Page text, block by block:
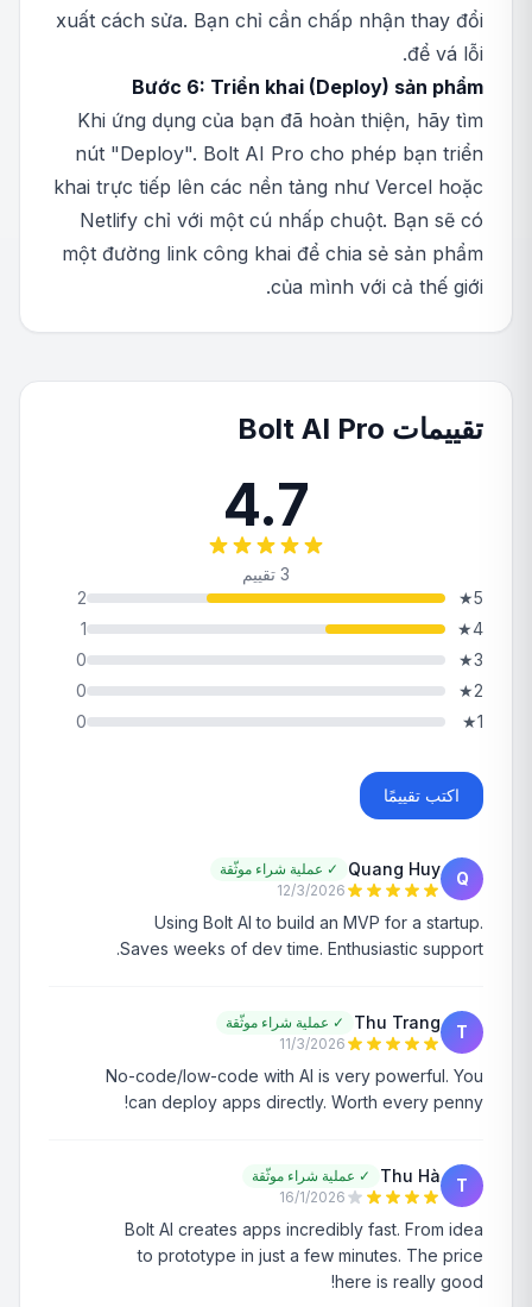
xuất cách sửa. Bạn chỉ cần chấp nhận thay đổi
để vá lỗi.
Bước 6: Triển khai (Deploy) sản phẩm
Khi ứng dụng của bạn đã hoàn thiện, hãy tìm
nút "Deploy". Bolt AI Pro cho phép bạn triển
khai trực tiếp lên các nền tảng như Vercel hoặc
Netlify chỉ với một cú nhấp chuột. Bạn sẽ có
một đường link công khai để chia sẻ sản phẩm
của mình với cả thế giới.
تقييمات Bolt AI Pro
4.7
3 تقييم
5
★
2
4
★
1
3
★
0
2
★
0
1
★
0
اكتب تقييمًا
Q
Quang Huy
✓ عملية شراء موثّقة
12/3/2026
Using Bolt AI to build an MVP for a startup.
Saves weeks of dev time. Enthusiastic support.
T
Thu Trang
✓ عملية شراء موثّقة
11/3/2026
No-code/low-code with AI is very powerful. You
can deploy apps directly. Worth every penny!
T
Thu Hà
✓ عملية شراء موثّقة
16/1/2026
Bolt AI creates apps incredibly fast. From idea
to prototype in just a few minutes. The price
here is really good!